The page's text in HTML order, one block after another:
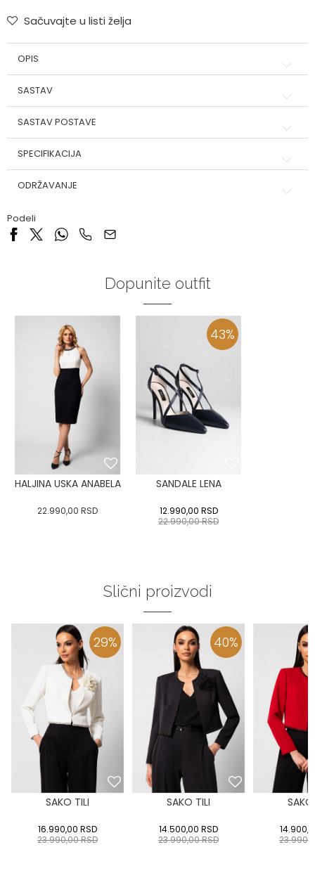
Sačuvajte u listi želja
OPIS
SASTAV
SASTAV POSTAVE
SPECIFIKACIJA
ODRŽAVANJE
Podeli
Dopunite outfit
HALJINA USKA ANABELA
22.990,00 RSD
43%
SANDALE LENA
12.990,00 RSD
22.990,00RSD
Slični proizvodi
29%
SAKO TILI
16.990,00 RSD
23.990,00RSD
40%
SAKO TILI
14.500,00 RSD
23.990,00RSD